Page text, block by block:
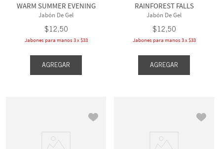
WARM SUMMER EVENING
Jabón De Gel
$12,50
Jabones para manos 3 x $33
AGREGAR
RAINFOREST FALLS
Jabón De Gel
$12,50
Jabones para manos 3 x $33
AGREGAR